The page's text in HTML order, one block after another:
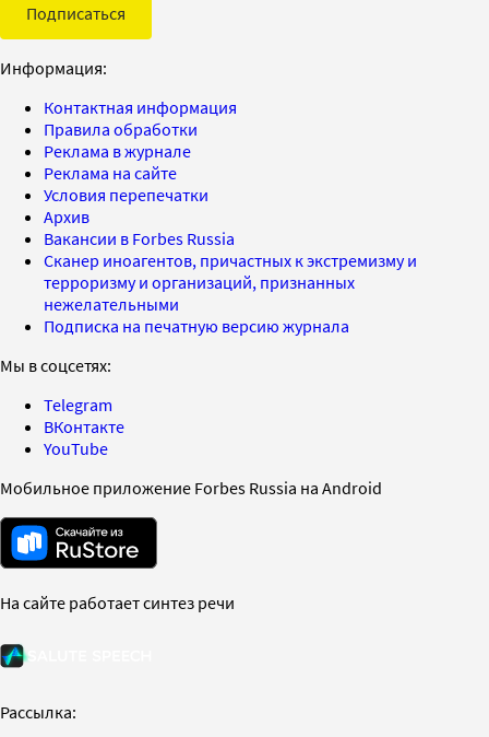
Подписаться
Информация:
Контактная информация
Правила обработки
Реклама в журнале
Реклама на сайте
Условия перепечатки
Архив
Вакансии в Forbes Russia
Сканер иноагентов, причастных к экстремизму и
терроризму и организаций, признанных
нежелательными
Подписка на печатную версию журнала
Мы в соцсетях:
Telegram
ВКонтакте
YouTube
Мобильное приложение Forbes Russia на Android
На сайте работает синтез речи
Рассылка: